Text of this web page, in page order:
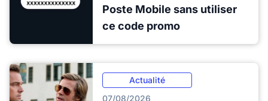
Poste Mobile sans utiliser
ce code promo
Actualité
07/08/2026